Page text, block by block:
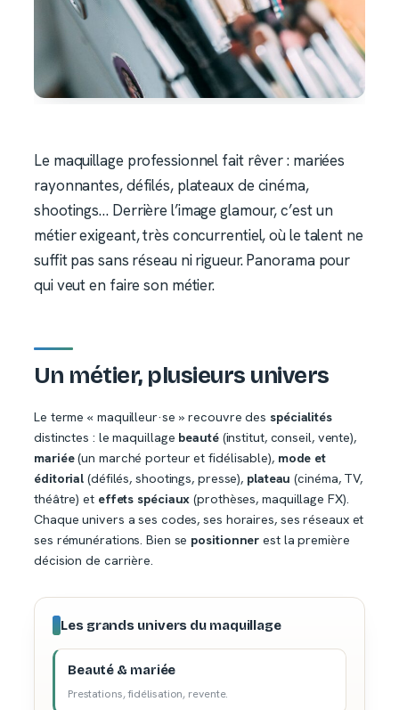
Le maquillage professionnel fait rêver : mariées
rayonnantes, défilés, plateaux de cinéma,
shootings… Derrière l’image glamour, c’est un
métier exigeant, très concurrentiel, où le talent ne
suffit pas sans réseau ni rigueur. Panorama pour
qui veut en faire son métier.
Un métier, plusieurs univers
Le terme « maquilleur·se » recouvre des spécialités
distinctes : le maquillage beauté(institut, conseil, vente),
mariée(un marché porteur et fidélisable), mode et
éditorial (défilés, shootings, presse), plateau (cinéma, TV,
théâtre) et effets spéciaux (prothèses, maquillage FX).
Chaque univers a ses codes, ses horaires, ses réseaux et
ses rémunérations. Bien se positionner est la première
décision de carrière.
Les grands univers du maquillage
Beauté & mariée
Prestations, fidélisation, revente.